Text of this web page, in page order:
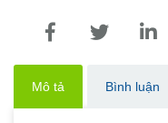
Mô tả Bình luận